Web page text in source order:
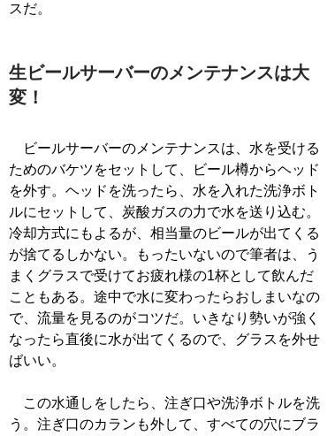
スだ。
生ビールサーバーのメンテナンスは大
変！
ビールサーバーのメンテナンスは、水を受ける
ためのバケツをセットして、ビール樽からヘッド
を外す。ヘッドを洗ったら、水を入れた洗浄ボト
ルにセットして、炭酸ガスの力で水を送り込む。
冷却方式にもよるが、相当量のビールが出てくる
が捨てるしかない。もったいないので筆者は、う
まくグラスで受けてお疲れ様の1杯として飲んだ
こともある。途中で水に変わったらおしまいなの
で、流量を見るのがコツだ。いきなり勢いが強く
なったら直後に水が出てくるので、グラスを外せ
ばいい。
この水通しをしたら、注ぎ口や洗浄ボトルを洗
う。注ぎ口のカランも外して、すべての穴にブラ